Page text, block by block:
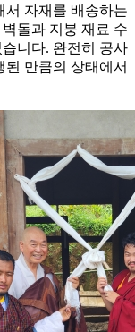
서 자재를 배송하는
돌과 지붕 재료 수
니다. 완전히 공사
만큼의 상태에서